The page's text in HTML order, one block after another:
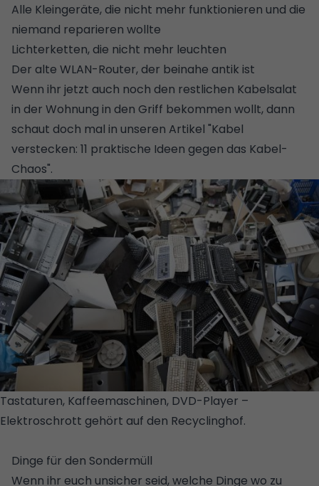
Alle Kleingeräte, die nicht mehr funktionieren und die
niemand reparieren wollte
Lichterketten, die nicht mehr leuchten
Der alte WLAN-Router, der beinahe antik ist
Wenn ihr jetzt auch noch den restlichen Kabelsalat
in der Wohnung in den Griff bekommen wollt, dann
schaut doch mal in unseren Artikel "Kabel
verstecken: 11 praktische Ideen gegen das Kabel-
Chaos".
Tastaturen, Kaffeemaschinen, DVD-Player –
Elektroschrott gehört auf den Recyclinghof.
Dinge für den Sondermüll
Wenn ihr euch unsicher seid, welche Dinge wo zu